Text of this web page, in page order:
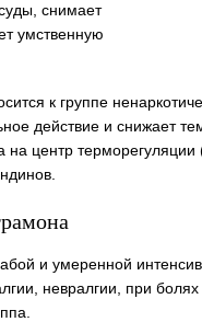
снимает
умственную
к группе
действие и снижает
центр терморегуляции
и умеренной
невралгии, при